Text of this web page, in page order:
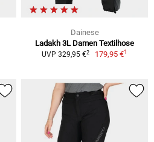
Dainese
Ladakh 3L Damen Textilhose
UVP 329,95 €2 179,95 €1